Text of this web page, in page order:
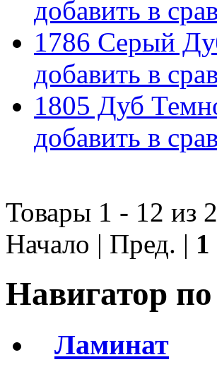
добавить в
1786 Серый
добавить в
1805 Дуб
добавить в
Товары 1 - 12 из
Начало | Пред. | 1
Навигатор
Ламинат